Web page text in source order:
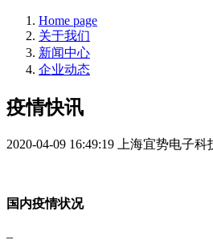
Home page
关于我们
新闻中心
企业动态
疫情快讯
2020-04-09 16:49:19 上海宜势电子
国内疫情状况